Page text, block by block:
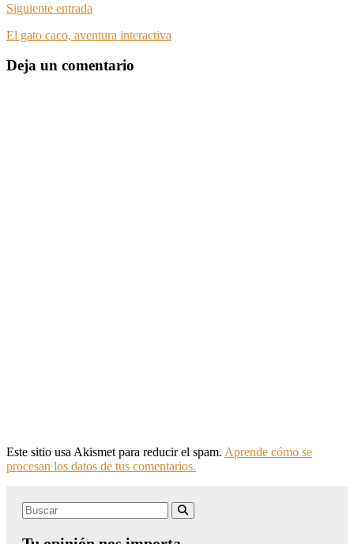
Siguiente entrada
El gato caco, aventura interactiva
Deja un comentario
Este sitio usa Akismet para reducir el spam. Aprende cómo se
procesan los datos de tus comentarios.
Search